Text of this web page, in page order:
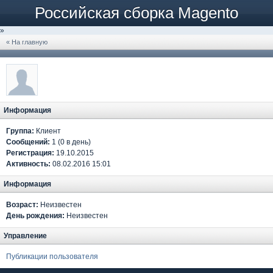
Российская сборка Magento
»
« На главную
Информация
Группа: Клиент
Сообщений: 1 (0 в день)
Регистрация: 19.10.2015
Активность: 08.02.2016 15:01
Информация
Возраст: Неизвестен
День рождения: Неизвестен
Управление
Публикации пользователя